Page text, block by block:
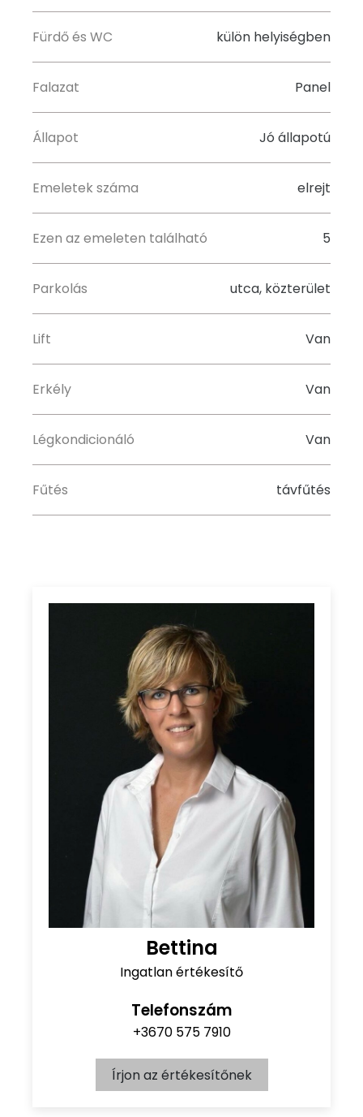
Fürdő és WC külön helyiségben
Falazat Panel
Állapot Jó állapotú
Emeletek száma elrejt
Ezen az emeleten található 5
Parkolás utca, közterület
Lift Van
Erkély Van
Légkondicionáló Van
Fűtés távfűtés
Bettina
Ingatlan értékesítő
Telefonszám
+3670 575 7910
Írjon az értékesítőnek